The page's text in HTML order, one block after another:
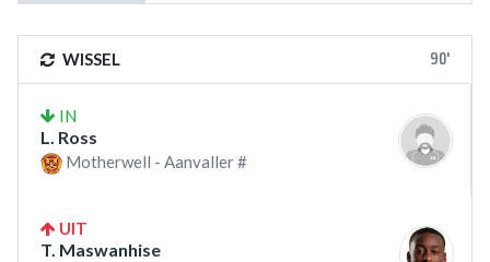
WISSEL 90'
IN
L. Ross
Motherwell - Aanvaller #
UIT
T. Maswanhise